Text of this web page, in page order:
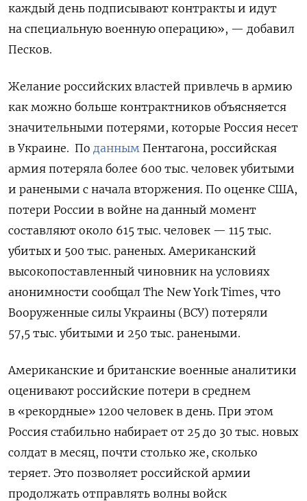
каждый день подписывают контракты и идут
на специальную военную операцию», — добавил
Песков.
Желание российских властей привлечь в армию
как можно больше контрактников объясняется
значительными потерями, которые Россия несет
в Украине. По данным Пентагона, российская
армия потеряла более 600 тыс. человек убитыми
и ранеными с начала вторжения. По оценке США,
потери России в войне на данный момент
составляют около 615 тыс. человек — 115 тыс.
убитых и 500 тыс. раненых. Американский
высокопоставленный чиновник на условиях
анонимности сообщал The New York Times, что
Вооруженные силы Украины (ВСУ) потеряли
57,5 тыс. убитыми и 250 тыс. ранеными.
Американские и британские военные аналитики
оценивают российские потери в среднем
в «рекордные» 1200 человек в день. При этом
Россия стабильно набирает от 25 до 30 тыс. новых
солдат в месяц, почти столько же, сколько
теряет. Это позволяет российской армии
продолжать отправлять волны войск